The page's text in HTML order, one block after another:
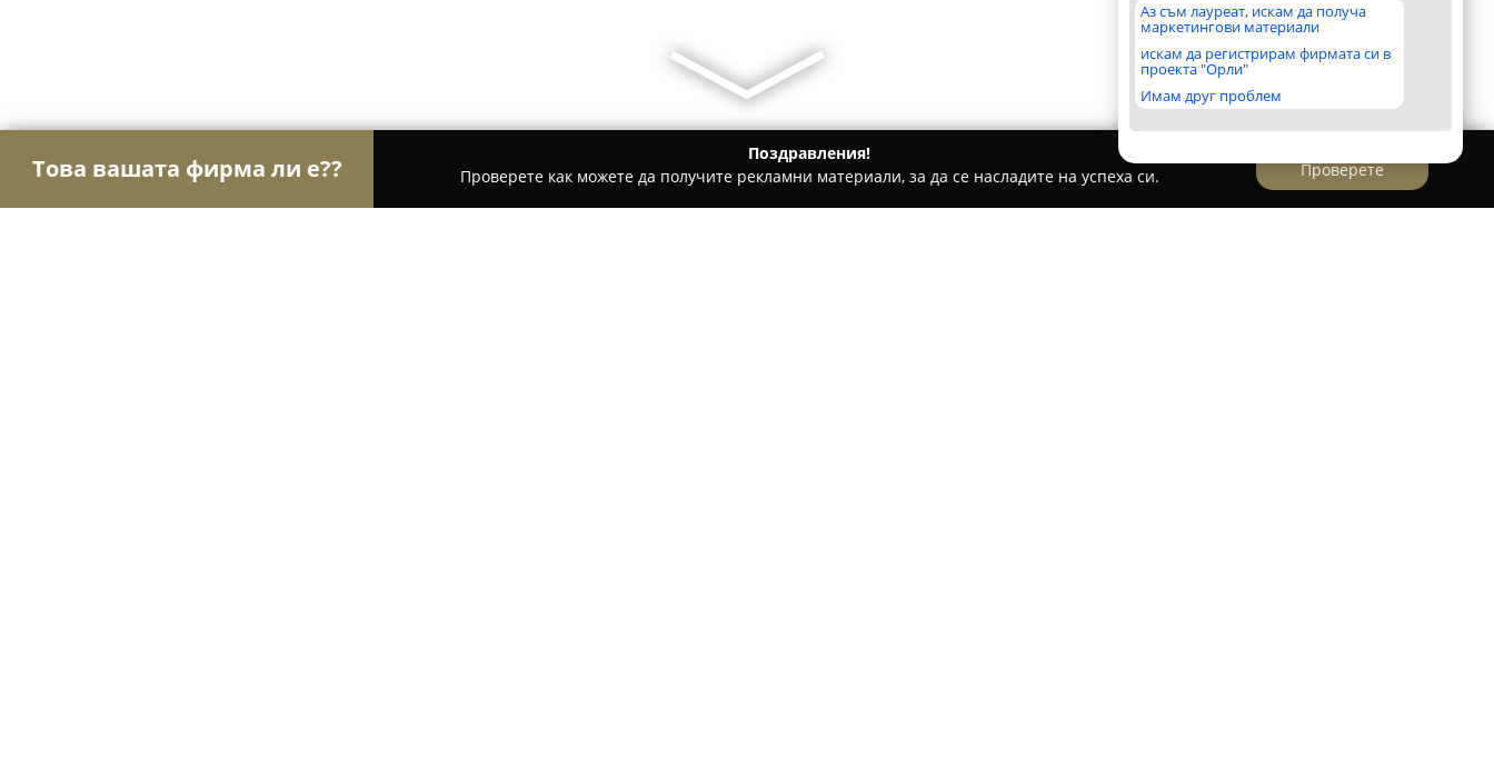
Аз съм лауреат, искам да получа
маркетингови материали
искам да регистрирам фирмата си в
проекта "Орли"
Имам друг проблем
Това вашата фирма ли е??
Поздравления!
Проверете как можете да получите рекламни материали, за да се насладите на успеха си.
Проверете